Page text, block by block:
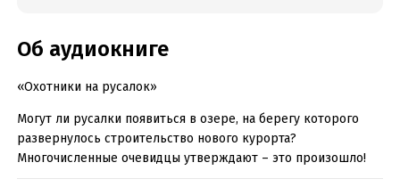
Об аудиокниге
«Охотники на русалок»
Могут ли русалки появиться в озере, на берегу которого
развернулось строительство нового курорта?
Многочисленные очевидцы утверждают – это произошло!